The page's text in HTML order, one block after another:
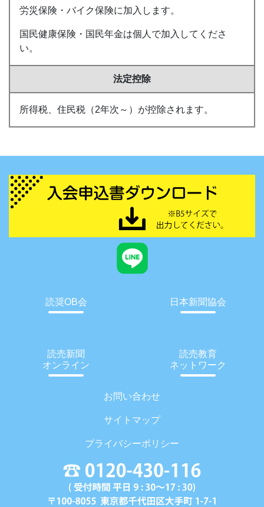
労災保険・バイク保険に加入します。
国民健康保険・国民年金は個人で加入してくださ
い。
法定控除
所得税、住民税（2年次～）が控除されます。
読奨OB会 日本新聞協会
読売新聞
オンライン
読売教育
ネットワーク
お問い合わせ
サイトマップ
プライバシーポリシー